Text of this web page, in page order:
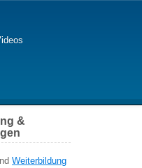
&
Weiterbildung